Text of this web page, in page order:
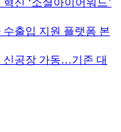
신 ‘소셜아이어워드’
수출입 지원 플랫폼 본
신공장 가동…기존 대